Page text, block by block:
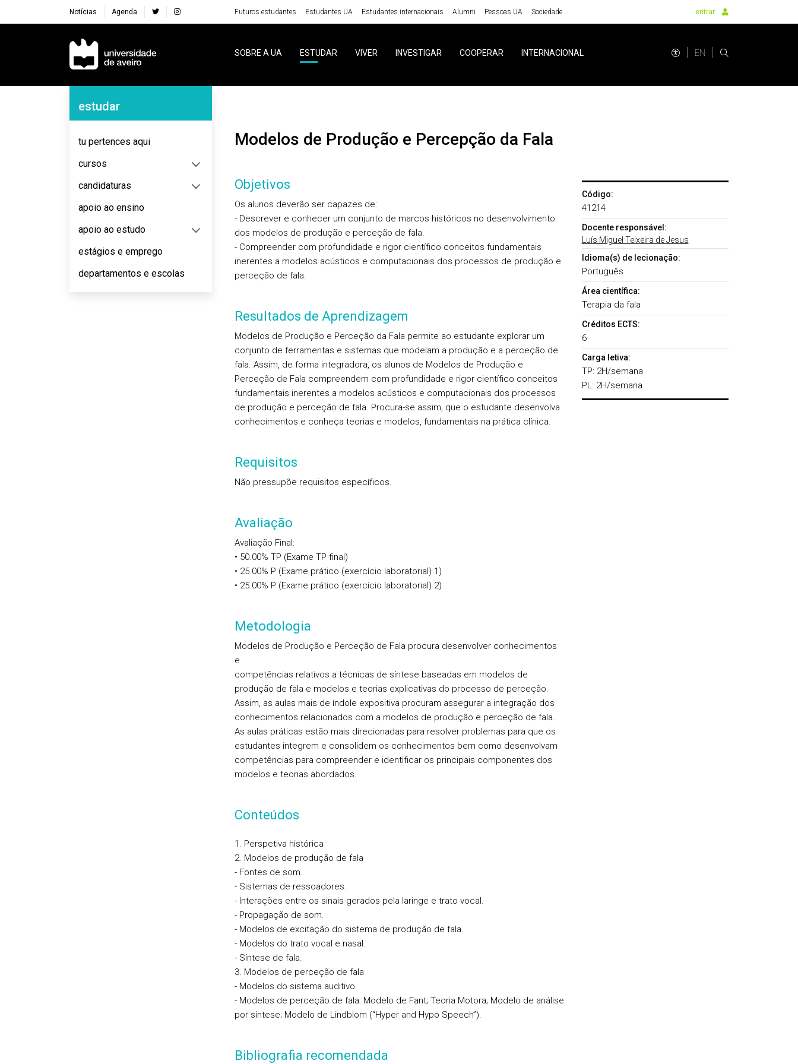
Notícias Agenda Futuros estudantes Estudantes UA Estudantes internacionais Alumni Pessoas UA Sociedade entrar
Navegação Principal
SOBRE A UA ESTUDAR VIVER INVESTIGAR COOPERAR INTERNACIONAL EN
Navegação Lateral
estudar
tu pertences aqui
cursos
candidaturas
apoio ao ensino
apoio ao estudo
estágios e emprego
departamentos e escolas
Modelos de Produção e Percepção da Fala
Objetivos
Os alunos deverão ser capazes de:
- Descrever e conhecer um conjunto de marcos históricos no desenvolvimento
dos modelos de produção e perceção de fala.
- Compreender com profundidade e rigor científico conceitos fundamentais
inerentes a modelos acústicos e computacionais dos processos de produção e
perceção de fala.
Resultados de Aprendizagem
Modelos de Produção e Perceção da Fala permite ao estudante explorar um
conjunto de ferramentas e sistemas que modelam a produção e a perceção de
fala. Assim, de forma integradora, os alunos de Modelos de Produção e
Perceção de Fala compreendem com profundidade e rigor científico conceitos
fundamentais inerentes a modelos acústicos e computacionais dos processos
de produção e perceção de fala. Procura-se assim, que o estudante desenvolva
conhecimentos e conheça teorias e modelos, fundamentais na prática clínica.
Requisitos
Não pressupõe requisitos específicos.
Avaliação
Avaliação Final:
• 50.00% TP (Exame TP final)
• 25.00% P (Exame prático (exercício laboratorial) 1)
• 25.00% P (Exame prático (exercício laboratorial) 2)
Metodologia
Modelos de Produção e Perceção de Fala procura desenvolver conhecimentos
e
competências relativos a técnicas de síntese baseadas em modelos de
produção de fala e modelos e teorias explicativas do processo de perceção.
Assim, as aulas mais de índole expositiva procuram assegurar a integração dos
conhecimentos relacionados com a modelos de produção e perceção de fala.
As aulas práticas estão mais direcionadas para resolver problemas para que os
estudantes integrem e consolidem os conhecimentos bem como desenvolvam
competências para compreender e identificar os principais componentes dos
modelos e teorias abordados.
Conteúdos
1. Perspetiva histórica
2. Modelos de produção de fala
- Fontes de som.
- Sistemas de ressoadores.
- Interações entre os sinais gerados pela laringe e trato vocal.
- Propagação de som.
- Modelos de excitação do sistema de produção de fala.
- Modelos do trato vocal e nasal.
- Síntese de fala.
3. Modelos de perceção de fala
- Modelos do sistema auditivo.
- Modelos de perceção de fala: Modelo de Fant; Teoria Motora; Modelo de análise
por síntese; Modelo de Lindblom (“Hyper and Hypo Speech”).
Bibliografia recomendada
Código:
41214
Docente responsável:
Luís Miguel Teixeira de Jesus
Idioma(s) de lecionação:
Português
Área científica:
Terapia da fala
Créditos ECTS:
6
Carga letiva:
TP: 2H/semana
PL: 2H/semana